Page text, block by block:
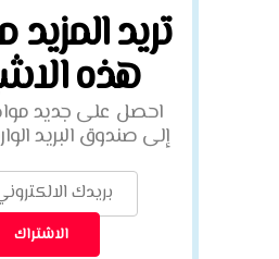
تريد
هذه
احصل على جديد
إلى صندوق البريد